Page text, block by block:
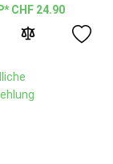
CHF 24.90